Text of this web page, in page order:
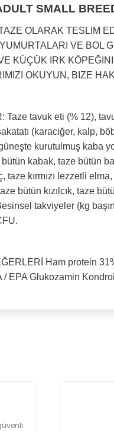
SMALL
OLARAK TESLIM
VE BOL
KÜÇÜK IRK
OKUYUN, BIZE
Taze tavuk eti (% 12),
(karaciğer, kalp,
kurutulmuş kaba
kabak, taze bütün
taze kırmızı lezzetli
bütün kızılcık, taze
takviyeler (kg
Ham protein
/ EPA Glukozamin
farklı alternatifler olmalı.